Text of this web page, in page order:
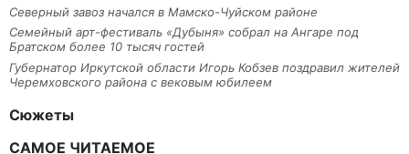
Северный завоз начался в Мамско-Чуйском районе
Семейный арт-фестиваль «Дубыня» собрал на Ангаре под
Братском более 10 тысяч гостей
Губернатор Иркутской области Игорь Кобзев поздравил жителей
Черемховского района с вековым юбилеем
Сюжеты
САМОЕ ЧИТАЕМОЕ